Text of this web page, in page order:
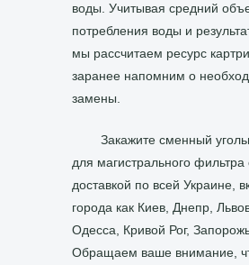
воды. Учитывая средний
потребления воды и
мы рассчитаем ресурс
заранее напомним о
замены.
Закажите сменный
для магистрального фильтра
доставкой по всей Украине,
города как Киев, Днепр,
Одесса, Кривой Рог,
Обращаем ваше внимание,